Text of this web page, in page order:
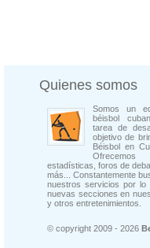
Quienes somos
Somos un
béisbol
tarea de
objetivo de
Béisbol en
Ofrecemos
estadísticas, foros de
más... Constantemente
nuestros servicios por lo
nuevas secciones en
y otros entretenimientos.
© copyright 2009 - 2026